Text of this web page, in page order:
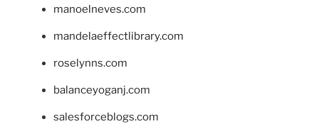
manoelneves.com
mandelaeffectlibrary.com
roselynns.com
balanceyoganj.com
salesforceblogs.com